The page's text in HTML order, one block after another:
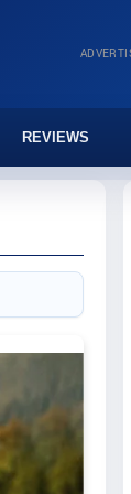
REVIEWS